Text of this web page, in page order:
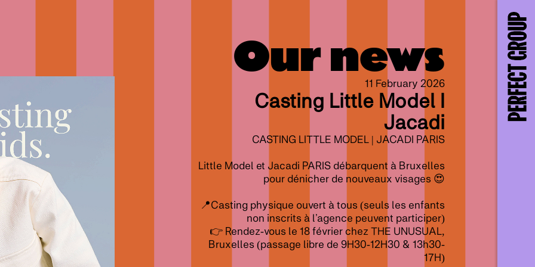
Our news
11 February 2026
Casting Little Model I
Jacadi
CASTING LITTLE MODEL | JACADI PARIS
Little Model et Jacadi PARIS débarquent à Bruxelles
pour dénicher de nouveaux visages 😍
📍Casting physique ouvert à tous (seuls les enfants
non inscrits à l’agence peuvent participer)
👉 Rendez-vous le 18 février chez THE UNUSUAL,
Bruxelles (passage libre de 9H30-12H30 & 13h30-
17H)